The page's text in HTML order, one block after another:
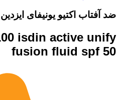
ضد آفتاب اکتیو یونیفای ایزدین بی
isdin active unify
fusion fluid spf 50